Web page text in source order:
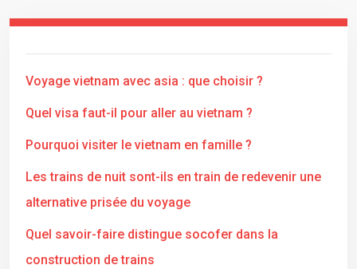
Voyage vietnam avec asia : que choisir ?
Quel visa faut-il pour aller au vietnam ?
Pourquoi visiter le vietnam en famille ?
Les trains de nuit sont-ils en train de redevenir une
alternative prisée du voyage
Quel savoir-faire distingue socofer dans la
construction de trains